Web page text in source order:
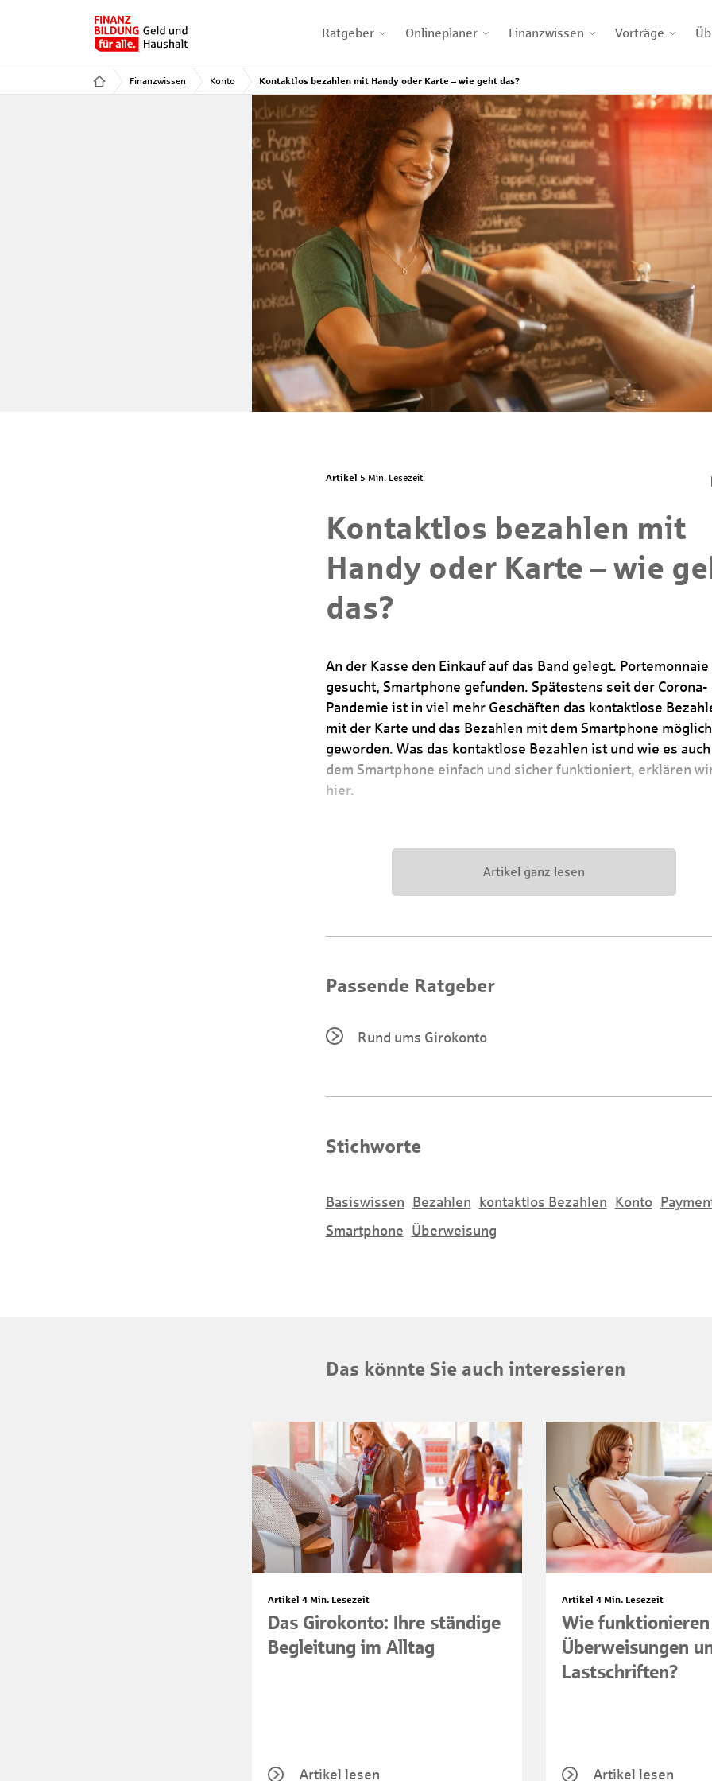
Ratgeber Onlineplaner Finanzwissen Vorträge
Finanzwissen Konto Kontaktlos bezahlen mit Handy oder Karte – wie geht das?
Artikel 5 Min. Lesezeit
Kontaktlos bezahlen mit
Handy oder Karte – wie
das?
An der Kasse den Einkauf auf das Band gelegt. Portemonnaie
gesucht, Smartphone gefunden. Spätestens seit der Corona-
Pandemie ist in viel mehr Geschäften das kontaktlose
mit der Karte und das Bezahlen mit dem Smartphone möglich
geworden. Was das kontaktlose Bezahlen ist und wie es
dem Smartphone einfach und sicher funktioniert, erklären
hier.
Artikel ganz lesen
Passende Ratgeber
Rund ums Girokonto
Stichworte
Basiswissen Bezahlen kontaktlos Bezahlen Konto
Smartphone Überweisung
Das könnte Sie auch interessieren
Artikel 4 Min. Lesezeit
Das Girokonto: Ihre ständige
Begleitung im Alltag
Artikel lesen
Artikel 4 Min. Lesezeit
Wie funktionieren
Überweisungen
Lastschriften?
Artikel lesen